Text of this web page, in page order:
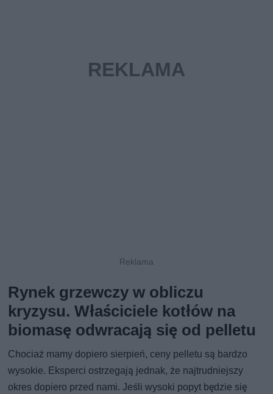
Rynek grzewczy w obliczu
kryzysu. Właściciele kotłów na
biomasę odwracają się od pelletu
Chociaż mamy dopiero sierpień, ceny pelletu są bardzo
wysokie. Eksperci ostrzegają jednak, że najtrudniejszy
okres dopiero przed nami. Jeśli wysoki popyt będzie się